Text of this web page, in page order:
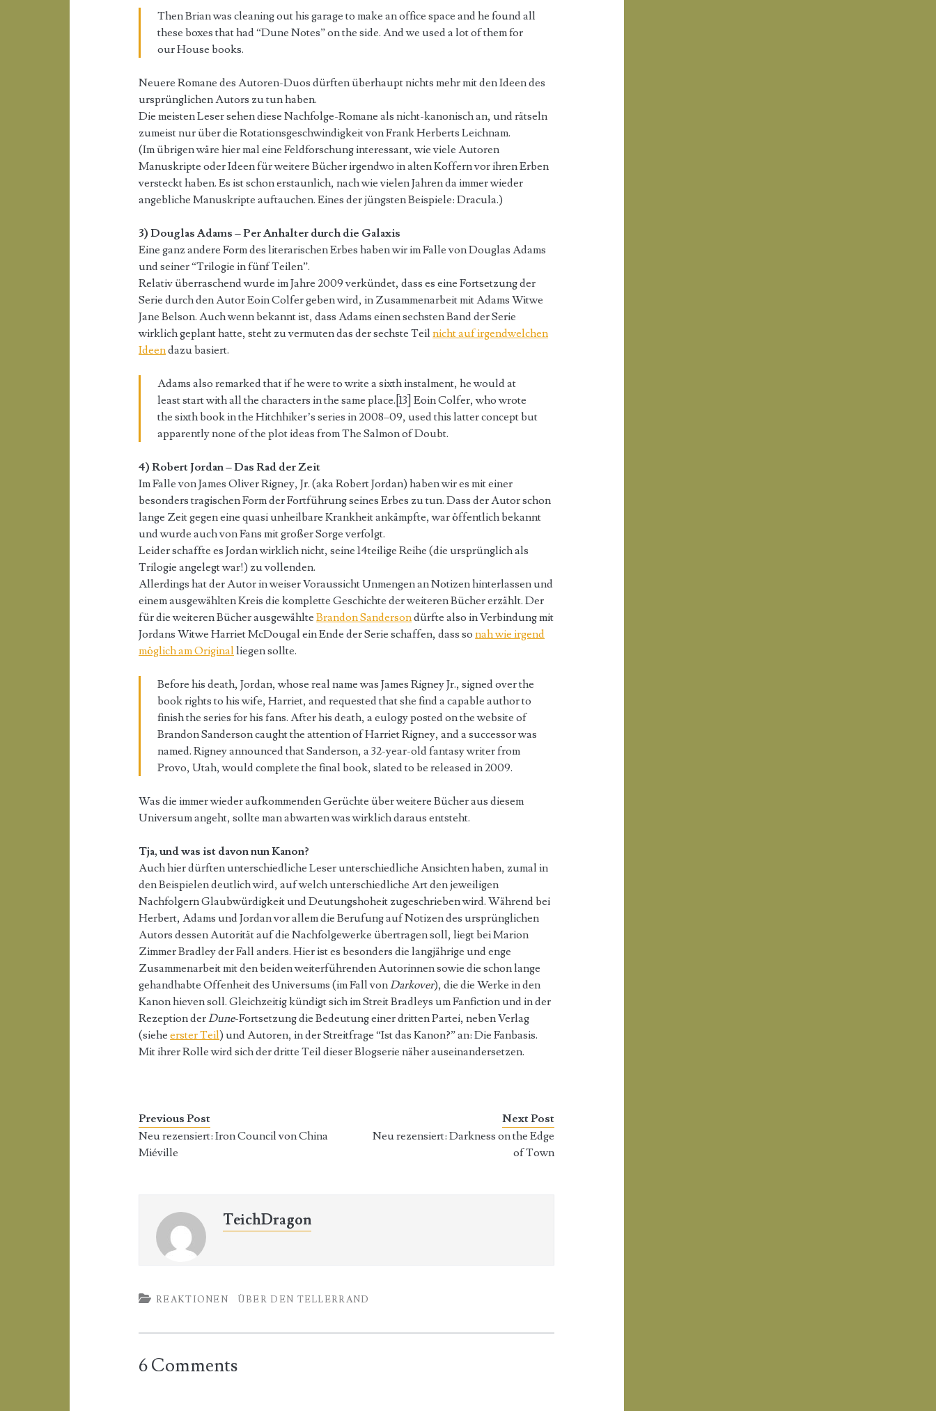
Then Brian was cleaning out his garage to make an office space and he found all
these boxes that had “Dune Notes” on the side. And we used a lot of them for
our House books.
Neuere Romane des Autoren-Duos dürften überhaupt nichts mehr mit den Ideen des
ursprünglichen Autors zu tun haben.
Die meisten Leser sehen diese Nachfolge-Romane als nicht-kanonisch an, und rätseln
zumeist nur über die Rotationsgeschwindigkeit von Frank Herberts Leichnam.
(Im übrigen wäre hier mal eine Feldforschung interessant, wie viele Autoren
Manuskripte oder Ideen für weitere Bücher irgendwo in alten Koffern vor ihren Erben
versteckt haben. Es ist schon erstaunlich, nach wie vielen Jahren da immer wieder
angebliche Manuskripte auftauchen. Eines der jüngsten Beispiele: Dracula.)
3) Douglas Adams – Per Anhalter durch die Galaxis
Eine ganz andere Form des literarischen Erbes haben wir im Falle von Douglas Adams
und seiner “Trilogie in fünf Teilen”.
Relativ überraschend wurde im Jahre 2009 verkündet, dass es eine Fortsetzung der
Serie durch den Autor Eoin Colfer geben wird, in Zusammenarbeit mit Adams Witwe
Jane Belson. Auch wenn bekannt ist, dass Adams einen sechsten Band der Serie
wirklich geplant hatte, steht zu vermuten das der sechste Teilnicht auf irgendwelchen
Ideendazu basiert.
Adams also remarked that if he were to write a sixth instalment, he would at
least start with all the characters in the same place.[13] Eoin Colfer, who wrote
the sixth book in the Hitchhiker’s series in 2008–09, used this latter concept but
apparently none of the plot ideas from The Salmon of Doubt.
4) Robert Jordan – Das Rad der Zeit
Im Falle von James Oliver Rigney, Jr. (aka Robert Jordan) haben wir es mit einer
besonders tragischen Form der Fortführung seines Erbes zu tun. Dass der Autor schon
lange Zeit gegen eine quasi unheilbare Krankheit ankämpfte, war öffentlich bekannt
und wurde auch von Fans mit großer Sorge verfolgt.
Leider schaffte es Jordan wirklich nicht, seine 14teilige Reihe (die ursprünglich als
Trilogie angelegt war!) zu vollenden.
Allerdings hat der Autor in weiser Voraussicht Unmengen an Notizen hinterlassen und
einem ausgewählten Kreis die komplette Geschichte der weiteren Bücher erzählt. Der
für die weiteren Bücher ausgewählteBrandon Sandersondürfte also in Verbindung mit
Jordans Witwe Harriet McDougal ein Ende der Serie schaffen, dass sonah wie irgend
möglich am Original liegen sollte.
Before his death, Jordan, whose real name was James Rigney Jr., signed over the
book rights to his wife, Harriet, and requested that she find a capable author to
finish the series for his fans. After his death, a eulogy posted on the website of
Brandon Sanderson caught the attention of Harriet Rigney, and a successor was
named. Rigney announced that Sanderson, a 32-year-old fantasy writer from
Provo, Utah, would complete the final book, slated to be released in 2009.
Was die immer wieder aufkommenden Gerüchte über weitere Bücher aus diesem
Universum angeht, sollte man abwarten was wirklich daraus entsteht.
Tja, und was ist davon nun Kanon?
Auch hier dürften unterschiedliche Leser unterschiedliche Ansichten haben, zumal in
den Beispielen deutlich wird, auf welch unterschiedliche Art den jeweiligen
Nachfolgern Glaubwürdigkeit und Deutungshoheit zugeschrieben wird. Während bei
Herbert, Adams und Jordan vor allem die Berufung auf Notizen des ursprünglichen
Autors dessen Autorität auf die Nachfolgewerke übertragen soll, liegt bei Marion
Zimmer Bradley der Fall anders. Hier ist es besonders die langjährige und enge
Zusammenarbeit mit den beiden weiterführenden Autorinnen sowie die schon lange
gehandhabte Offenheit des Universums (im Fall vonDarkover), die die Werke in den
Kanon hieven soll. Gleichzeitig kündigt sich im Streit Bradleys um Fanfiction und in der
Rezeption derDune-Fortsetzung die Bedeutung einer dritten Partei, neben Verlag
(sieheerster Teil) und Autoren, in der Streitfrage “Ist das Kanon?” an: Die Fanbasis.
Mit ihrer Rolle wird sich der dritte Teil dieser Blogserie näher auseinandersetzen.
Previous Post
Neu rezensiert: Iron Council von China
Miéville
Next Post
Neu rezensiert: Darkness on the Edge
of Town
TeichDragon
REAKTIONEN ÜBER DEN TELLERRAND
6 Comments